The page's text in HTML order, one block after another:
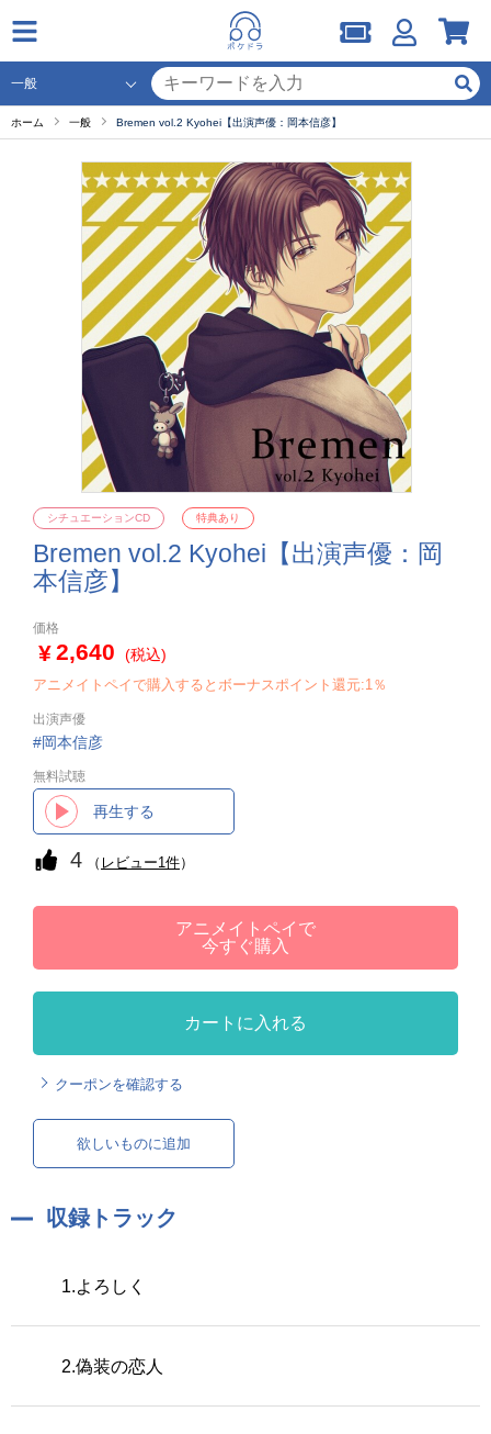
ホーム 一般 Bremen vol.2 Kyohei【出演声優：岡本信彦】
Bremen vol.2 Kyohei【出演声優：岡
本信彦】
シチュエーションCD 特典あり
価格
2,640 (税込)
アニメイトペイで購入するとボーナスポイント還元:1％
出演声優
岡本信彦
無料試聴
再生する
4 （ レビュー1件）
アニメイトペイで
今すぐ購入
カートに入れる
クーポンを確認する
欲しいものに追加
収録トラック
1.よろしく
2.偽装の恋人